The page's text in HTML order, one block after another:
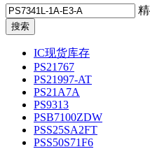
IC现货库存
PS21767
PS21997-AT
PS21A7A
PS9313
PSB7100ZDW
PSS25SA2FT
PSS50S71F6